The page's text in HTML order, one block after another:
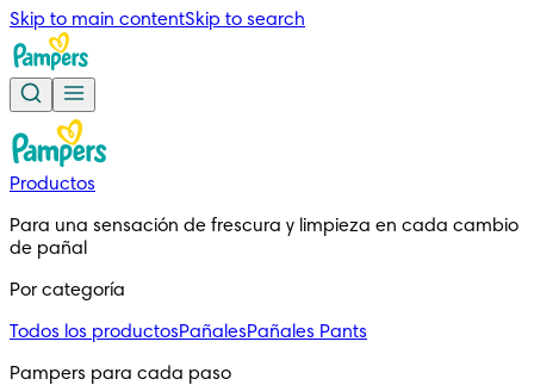
Skip to main contentSkip to search
Productos
Para una sensación de frescura y limpieza en cada cambio
de pañal
Por categoría
Todos los productosPañalesPañales Pants
Pampers para cada paso